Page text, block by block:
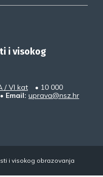
i visokog
/ VI kat
• 10 000
• Email: uprava@nsz.hr
i visokog obrazovanja